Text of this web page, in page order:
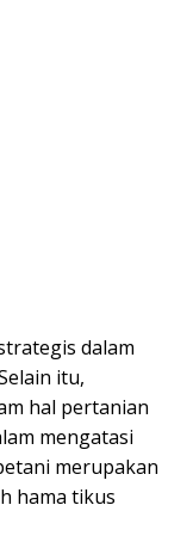
dalam
itu,
hal pertanian
mengatasi
merupakan
hama tikus